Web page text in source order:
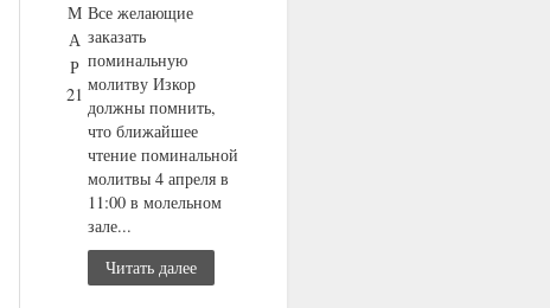
М
А
Р
21
Все желающие
заказать
поминальную
молитву Изкор
должны помнить,
что ближайшее
чтение поминальной
молитвы 4 апреля в
11:00 в молельном
зале...
Читать далее